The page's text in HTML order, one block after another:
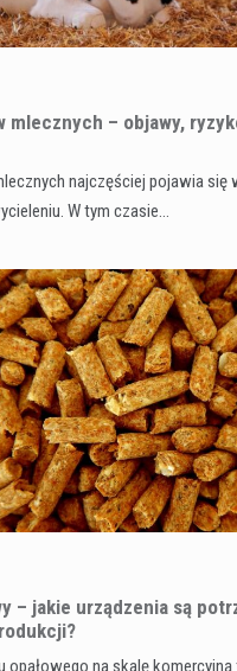
mlecznych – objawy,
najczęściej pojawia się
W tym czasie…
– jakie urządzenia są
opałowego na skalę